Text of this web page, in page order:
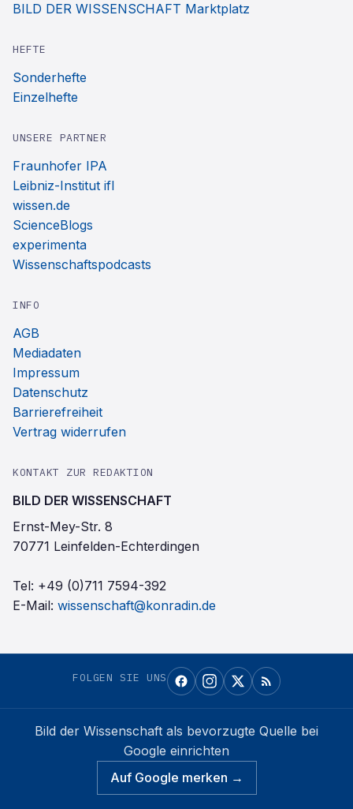
BILD DER WISSENSCHAFT Marktplatz
HEFTE
Sonderhefte
Einzelhefte
UNSERE PARTNER
Fraunhofer IPA
Leibniz-Institut ifl
wissen.de
ScienceBlogs
experimenta
Wissenschaftspodcasts
INFO
AGB
Mediadaten
Impressum
Datenschutz
Barrierefreiheit
Vertrag widerrufen
KONTAKT ZUR REDAKTION
BILD DER WISSENSCHAFT
Ernst-Mey-Str. 8
70771 Leinfelden-Echterdingen
Tel: +49 (0)711 7594-392
E-Mail: wissenschaft@konradin.de
FOLGEN SIE UNS
Bild der Wissenschaft als bevorzugte Quelle bei
Google einrichten
Auf Google merken →